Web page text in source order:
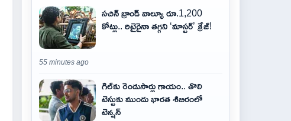
సచిన్ బ్రాండ్ వాల్యూ రూ.1,200
కోట్లు.. రిటైరైనా తగ్గని ‘మాస్టర్’ క్రేజ్!
55 minutes ago
గిల్‌కు రెండుసార్లు గాయం.. తొలి
టెస్టుకు ముందు భారత శిబిరంలో
టెన్షన్